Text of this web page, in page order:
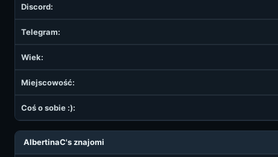
Discord:
Telegram:
Wiek:
Miejscowość:
Coś o sobie :):
AlbertinaC's znajomi